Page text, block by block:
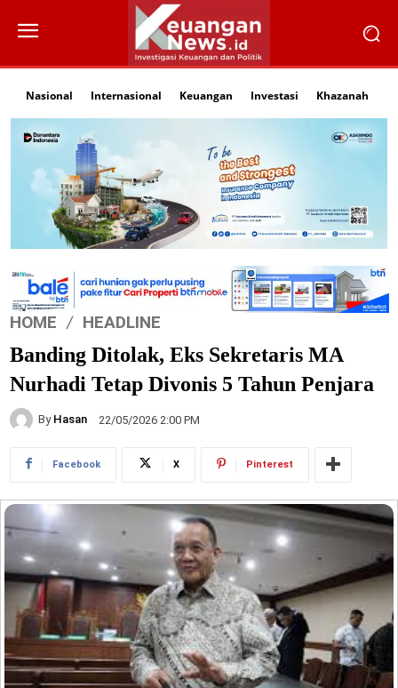
Nasional Internasional Keuangan Investasi Khazanah
HOME HEADLINE
Banding Ditolak, Eks Sekretaris MA
Nurhadi Tetap Divonis 5 Tahun Penjara
By Hasan 22/05/2026 2:00 PM
Facebook X Pinterest